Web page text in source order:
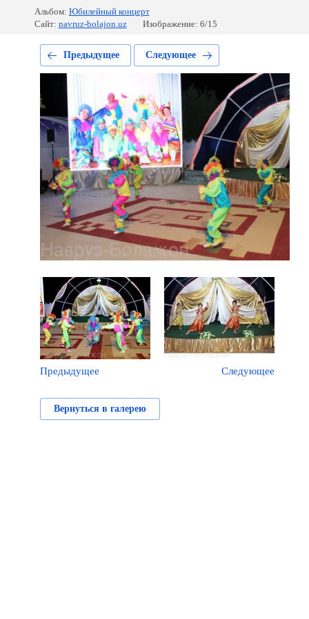
Альбом: Юбилейный концерт
Сайт: navruz-bolajon.uz Изображение: 6/15
Предыдущее Следующее
Предыдущее Следующее
Вернуться в галерею